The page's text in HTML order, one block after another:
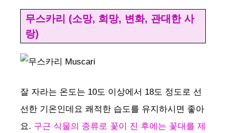
무스카리 (소망, 희망, 변화, 관대한 사
랑)
잘 자라는 온도는 10도 이상에서 18도 정도로 선
선한 기온인데요 쾌적한 습도를 유지하시면 좋아
요. 구근 식물의 종류로 꽃이 진 후에는 꽃대를 제